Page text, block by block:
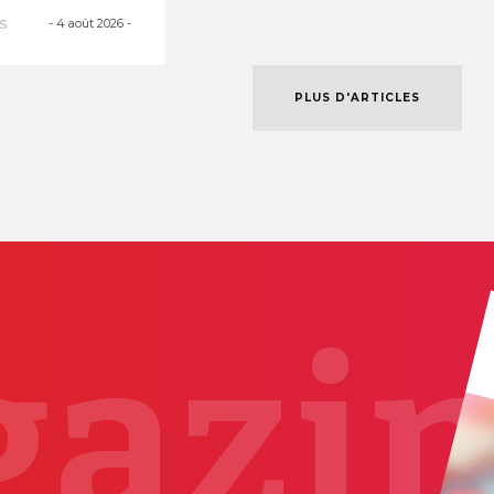
-4 août 2026 -
PLUS D'ARTICLES